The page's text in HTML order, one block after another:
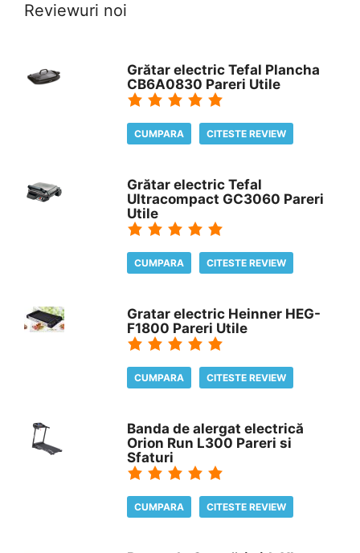
Reviewuri noi
Grătar electric Tefal Plancha
CB6A0830 Pareri Utile
CUMPARA CITESTE REVIEW
Grătar electric Tefal
Ultracompact GC3060 Pareri
Utile
CUMPARA CITESTE REVIEW
Gratar electric Heinner HEG-
F1800 Pareri Utile
CUMPARA CITESTE REVIEW
Banda de alergat electrică
Orion Run L300 Pareri si
Sfaturi
CUMPARA CITESTE REVIEW